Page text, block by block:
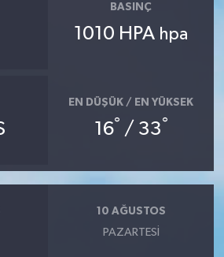
BASINÇ
1010 HPA hpa
EN DÜŞÜK / EN YÜKSEK
16° / 33°
10 AĞUSTOS
PAZARTESI